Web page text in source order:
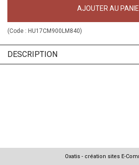
AJOUTER AU
(Code : HU17CM900LM840)
DESCRIPTION
Oxatis - création sites E-